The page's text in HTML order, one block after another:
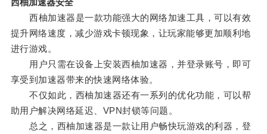
西柚加速器安全
西柚加速器是一款功能强大的网络加速工具，可以有效
提升网络速度，减少游戏卡顿现象，让玩家能够更加顺利地
进行游戏。
用户只需在设备上安装西柚加速器，并登录账号，即可
享受到加速器带来的快速网络体验。
不仅如此，西柚加速器还有一系列的优化功能，可以帮
助用户解决网络延迟、VPN封锁等问题。
总之，西柚加速器是一款让用户畅快玩游戏的利器，登